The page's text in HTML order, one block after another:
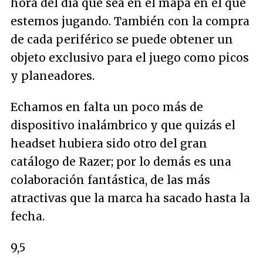
hora del día que sea en el mapa en el que
estemos jugando. También con la compra
de cada periférico se puede obtener un
objeto exclusivo para el juego como picos
y planeadores.
Echamos en falta un poco más de
dispositivo inalámbrico y que quizás el
headset hubiera sido otro del gran
catálogo de Razer; por lo demás es una
colaboración fantástica, de las más
atractivas que la marca ha sacado hasta la
fecha.
9,5